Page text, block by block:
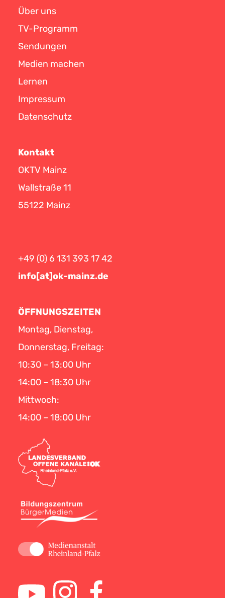
Über uns
TV-Programm
Sendungen
Medien machen
Lernen
Impressum
Datenschutz
Kontakt
OKTV Mainz
Wallstraße 11
55122 Mainz
+49 (0) 6 131 393 17 42
info[at]ok-mainz.de
ÖFFNUNGSZEITEN
Montag, Dienstag,
Donnerstag, Freitag:
10:30 – 13:00 Uhr
14:00 – 18:30 Uhr
Mittwoch:
14:00 – 18:00 Uhr